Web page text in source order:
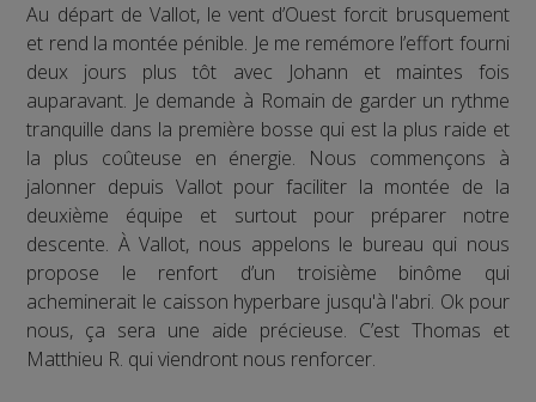
Au départ de Vallot, le vent d’Ouest forcit brusquement
et rend la montée pénible. Je me remémore l’effort fourni
deux jours plus tôt avec Johann et maintes fois
auparavant. Je demande à Romain de garder un rythme
tranquille dans la première bosse qui est la plus raide et
la plus coûteuse en énergie. Nous commençons à
jalonner depuis Vallot pour faciliter la montée de la
deuxième équipe et surtout pour préparer notre
descente. À Vallot, nous appelons le bureau qui nous
propose le renfort d’un troisième binôme qui
acheminerait le caisson hyperbare jusqu'à l'abri. Ok pour
nous, ça sera une aide précieuse. C’est Thomas et
Matthieu R. qui viendront nous renforcer.